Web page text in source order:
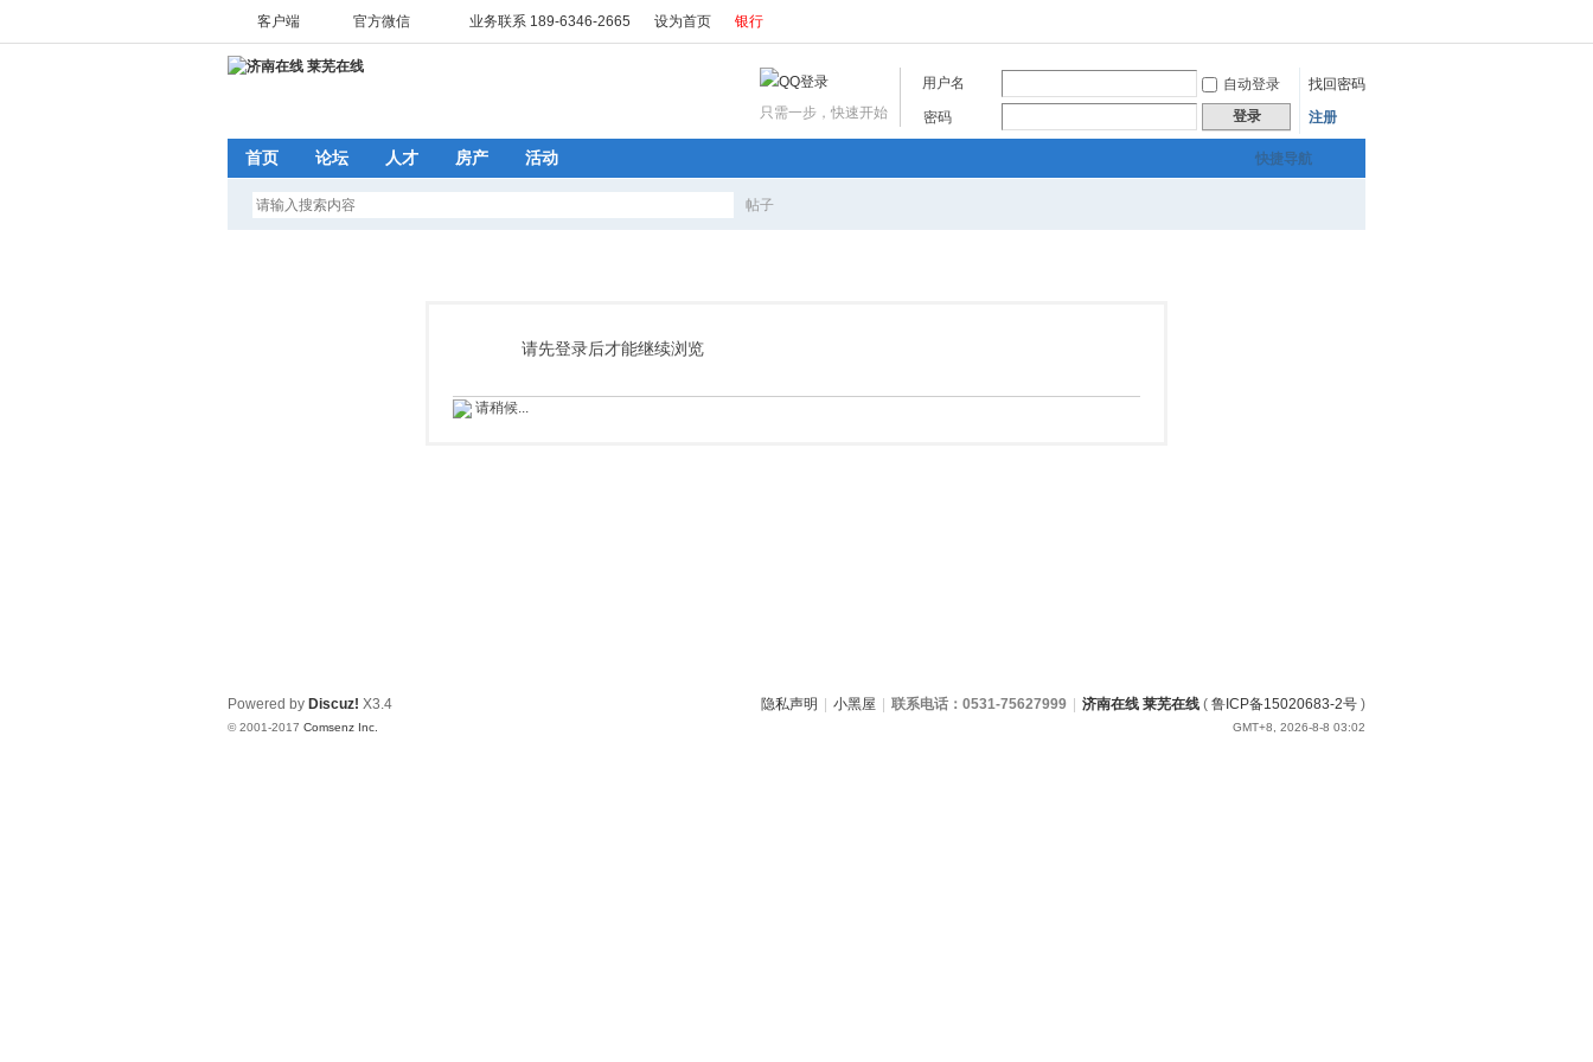
客户端 官方微信 业务联系 189-6346-2665 设为首页 银行
用户名 自动登录
找回密码
密码
登录 注册
只需一步，快速开始
快捷导航
首页 论坛 人才 房产 活动
帖子
请先登录后才能继续浏览
请稍候...
隐私声明 小黑屋 联系电话：0531-75627999 济南在线 莱芜在线 ( 鲁ICP备15020683-2号 )
GMT+8, 2026-8-8 03:02
Powered by Discuz! X3.4
© 2001-2017 Comsenz Inc.